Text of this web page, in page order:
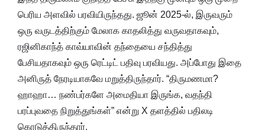
பெரிய அளவில் பரவியிருந்தது. ஜூன் 2025-ல், இருவரும்
ஒரு வருடத்திற்கும் மேலாக காதலித்து வருவதாகவும்,
ரஜினிகாந்த் காவ்யாவின் தந்தையை சந்தித்து
பேசியதாகவும் ஒரு ரெட்டிட் பதிவு பரவியது. அப்போது இதை
அனிருத் நேரடியாகவே மறுத்திருந்தார். “திருமணமா?
ஹாஹா… நண்பர்களே அமைதியா இருங்க, வதந்தி
பரப்புவதை நிறுத்துங்கள்” என்று X தளத்தில் பதிலடி
கொடுத்திருந்தார்.